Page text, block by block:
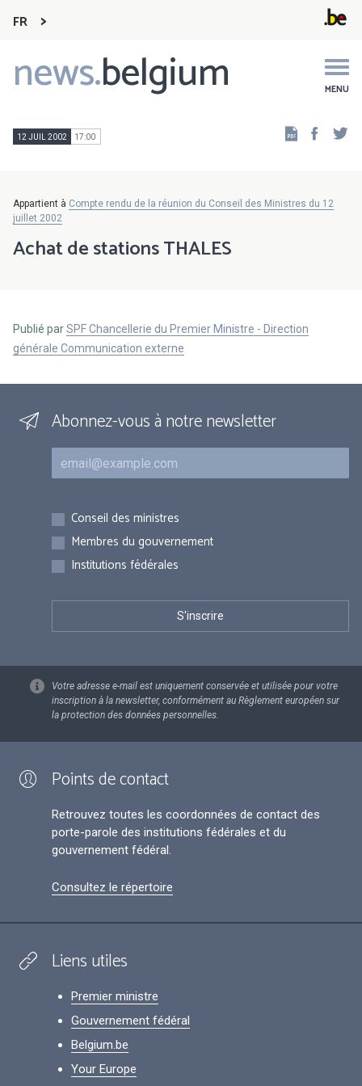
FR
news.belgium MENU
Main
navigation
12 JUIL 2002 17:00
Appartient à Compte rendu de la réunion du Conseil des Ministres du 12
juillet 2002
Achat de stations THALES
Publié parSPF Chancellerie du Premier Ministre - Direction
générale Communication externe
Abonnez-vous à notre newsletter
Courriel
Inscriptions
Conseil des ministres
Membres du gouvernement
Institutions fédérales
Votre adresse e-mail est uniquement conservée et utilisée pour votre
inscription à la newsletter, conformément au Règlement européen sur
la protection des données personnelles.
Points de contact
Retrouvez toutes les coordonnées de contact des
porte-parole des institutions fédérales et du
gouvernement fédéral.
Consultez le répertoire
Liens utiles
Premier ministre
Gouvernement fédéral
Belgium.be
Your Europe